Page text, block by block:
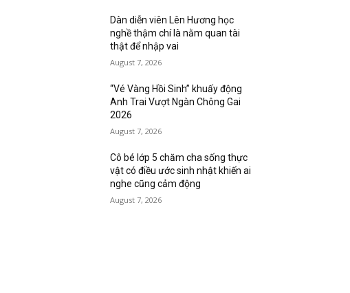
Dàn diễn viên Lên Hương học
nghề thậm chí là nằm quan tài
thật để nhập vai
August 7, 2026
“Vé Vàng Hồi Sinh” khuấy động
Anh Trai Vượt Ngàn Chông Gai
2026
August 7, 2026
Cô bé lớp 5 chăm cha sống thực
vật có điều ước sinh nhật khiến ai
nghe cũng cảm động
August 7, 2026